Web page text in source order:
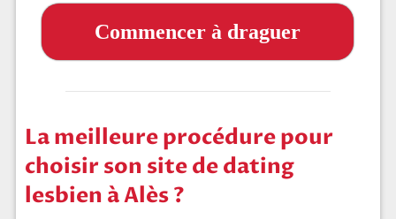
Commencer à draguer
La meilleure procédure pour
choisir son site de dating
lesbien à Alès ?